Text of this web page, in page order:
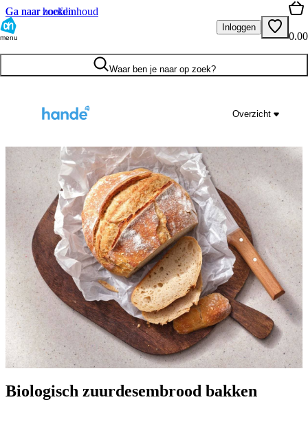
Ga naar hoofdinhoud
Ga naar zoeken
menu
Inloggen
0.00
Waar ben je naar op zoek?
Overzicht
Biologisch zuurdesembrood bakken